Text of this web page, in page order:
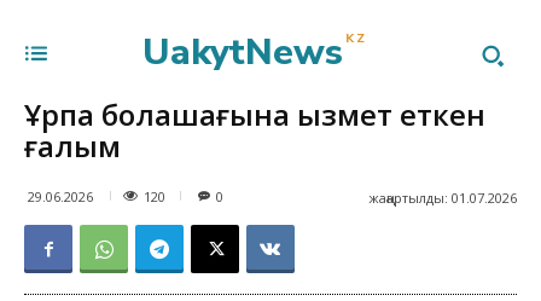
UakytNews KZ
Ұрпақ болашағына қызмет еткен
ғалым
29.06.2026 120 жаңартылды: 01.07.2026
0